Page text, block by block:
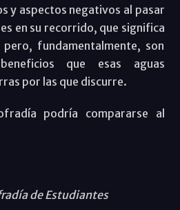
y aspectos negativos al pasar
en su recorrido, que significa
fundamentalmente, son
que esas aguas
por las que discurre.
podría compararse al
de Estudiantes